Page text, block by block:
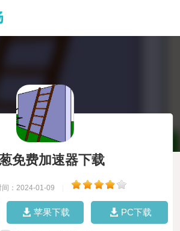
免费加速器下载
间：2024-01-09
苹果下载 PC下载